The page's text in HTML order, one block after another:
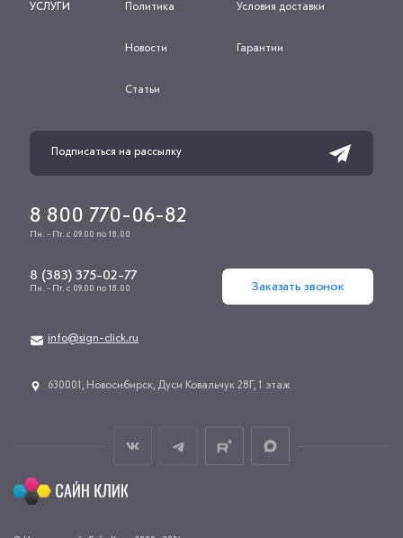
УСЛУГИ Политика
Новости
Статьи
Условия доставки
Гарантии
8 800 770-06-82
Пн. - Пт. с 09.00 по 18.00
8 (383) 375-02-77
Пн. - Пт. с 09.00 по 18.00 Заказать звонок
info@sign-click.ru
​630001, Новосибирск, Дуси Ковальчук 28Г, 1 этаж